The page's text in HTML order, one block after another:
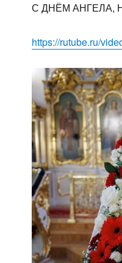
С ДНЁМ АНГЕЛА,
https://rutube.ru/